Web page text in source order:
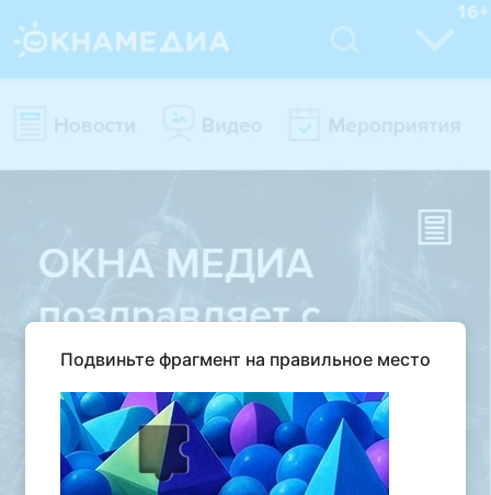
Подвиньте фрагмент на правильное место